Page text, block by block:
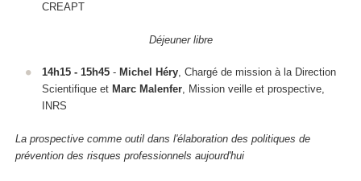
CREAPT
Déjeuner libre
14h15 - 15h45- Michel Héry, Chargé de mission à la Direction
Scientifique et Marc Malenfer, Mission veille et prospective,
INRS
La prospective comme outil dans l'élaboration des politiques de
prévention des risques professionnels aujourd'hui